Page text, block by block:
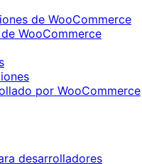
de WooCommerce
WooCommerce
por WooCommerce
desarrolladores